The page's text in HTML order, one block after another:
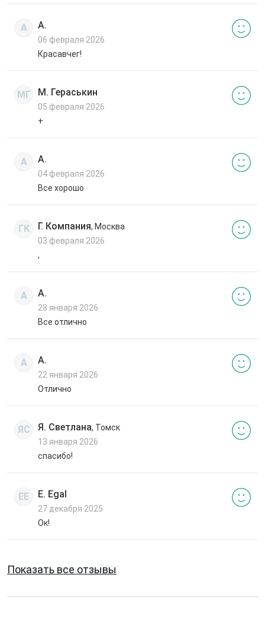
А А.
06 февраля 2026
Красавчег!
МГ М. Гераськин
05 февраля 2026
+
А А.
04 февраля 2026
Все хорошо
ГК Г. Компания, Москва
03 февраля 2026
,
А А.
28 января 2026
Все отлично
А А.
22 января 2026
Отлично
ЯС Я. Светлана, Томск
13 января 2026
спасибо!
EE E. Egal
27 декабря 2025
Ок!
Показать все отзывы